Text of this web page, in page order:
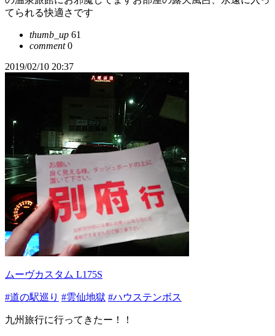
てられる快適さです
thumb_up 61
comment0
2019/02/10 20:37
ムーヴカスタム L175S
#道の駅巡り #雲仙地獄 #ハウステンボス
九州旅行に行ってきたー！！